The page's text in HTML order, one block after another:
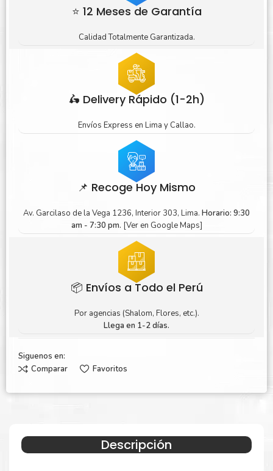
⭐ 12 Meses de Garantía
Calidad Totalmente Garantizada.
🛵 Delivery Rápido (1-2h)
Envíos Express en Lima y Callao.
📌 Recoge Hoy Mismo
Av. Garcilaso de la Vega 1236, Interior 303, Lima. Horario: 9:30
am - 7:30 pm. [Ver en Google Maps]
📦 Envíos a Todo el Perú
Por agencias (Shalom, Flores, etc.).
Llega en 1-2 días.
Siguenos en:
Comparar
Favoritos
Descripción